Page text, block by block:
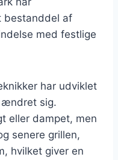
bestanddel af
med festlige
har udviklet
ændret sig.
eller dampet, men
senere grillen,
hvilket giver en